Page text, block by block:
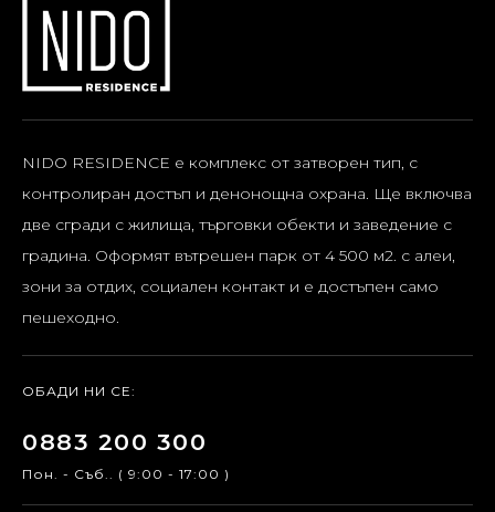
NIDO RESIDENCE е комплекс от затворен тип, с
контролиран достъп и денонощна охрана. Ще включва
две сгради с жилища, търговки обекти и заведение с
градина. Оформят вътрешен парк от 4 500 м2. с алеи,
зони за отдих, социален контакт и е достъпен само
пешеходно.
ОБАДИ НИ СЕ:
0883 200 300
Пон. - Съб.. ( 9:00 - 17:00 )